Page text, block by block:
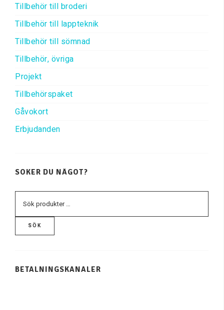
Tillbehör till broderi
Tillbehör till lappteknik
Tillbehör till sömnad
Tillbehör, övriga
Projekt
Tillbehörspaket
Gåvokort
Erbjudanden
SÖKER DU NÅGOT?
SÖK
BETALNINGSKANALER